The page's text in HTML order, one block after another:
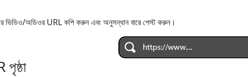
ভিডিও/অডিওর URL কপি করুন এবং অনুসন্ধান বারে পেস্ট করুন।